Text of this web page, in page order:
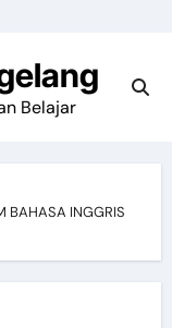
Belajar
BAHASA INGGRIS